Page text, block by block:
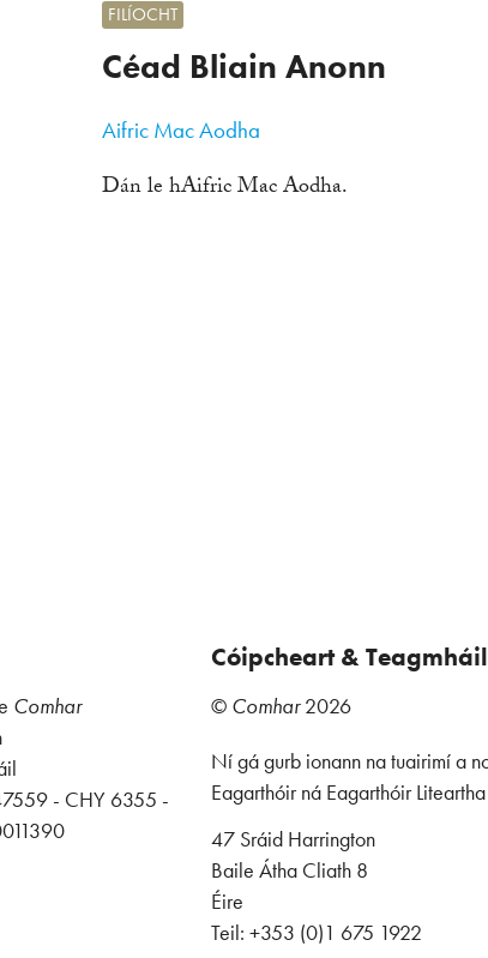
Céad Bliain Anonn
FILÍOCHT
Aifric Mac Aodha
Dán le hAifric Mac Aodha.
Comhar
- CHY 6355 -
Cóipcheart & Teagmháil
© Comhar2026
Ní gá gurb ionann na tuairimí a
Eagarthóir ná Eagarthóir
47 Sráid Harrington
Baile Átha Cliath 8
Éire
Teil: +353 (0)1 675 1922